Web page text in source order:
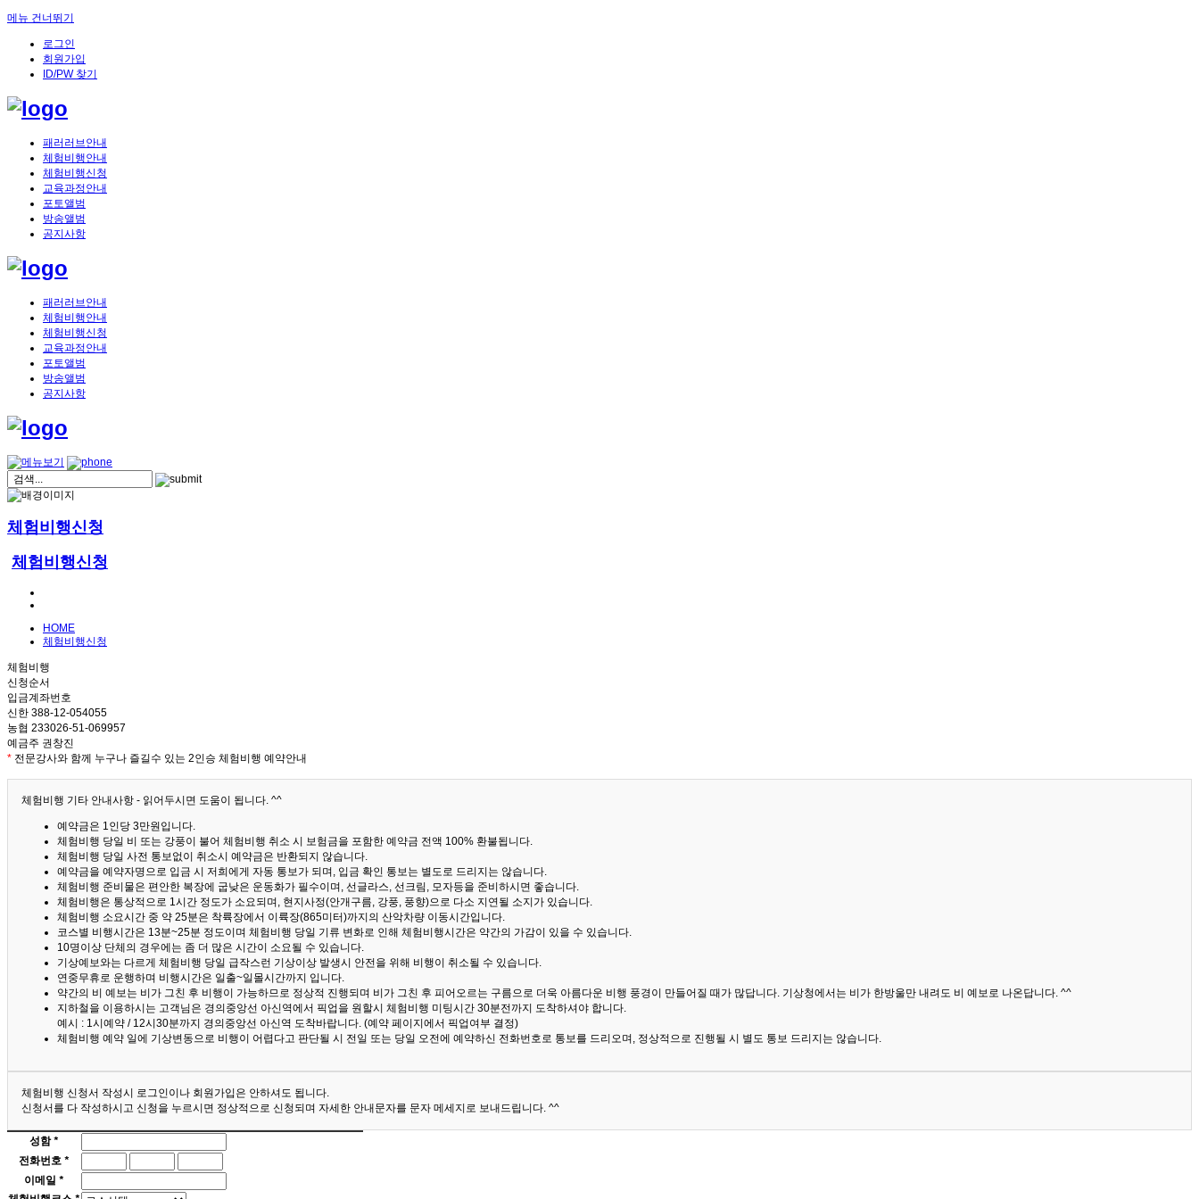
메뉴 건너뛰기
로그인
회원가입
ID/PW 찾기
패러러브안내
체험비행안내
체험비행신청
교육과정안내
포토앨범
방송앨범
공지사항
패러러브안내
체험비행안내
체험비행신청
교육과정안내
포토앨범
방송앨범
공지사항
체험비행신청
체험비행신청
HOME
체험비행신청
체험비행
신청순서
입금계좌번호
신한 388-12-054055
농협 233026-51-069957
예금주 권창진
* 전문강사와 함께 누구나 즐길수 있는 2인승 체험비행 예약안내
체험비행 기타 안내사항 - 읽어두시면 도움이 됩니다. ^^
예약금은 1인당 3만원입니다.
체험비행 당일 비 또는 강풍이 불어 체험비행 취소 시 보험금을 포함한 예약금 전액 100% 환불됩니다.
체험비행 당일 사전 통보없이 취소시 예약금은 반환되지 않습니다.
예약금을 예약자명으로 입금 시 저희에게 자동 통보가 되며, 입금 확인 통보는 별도로 드리지는 않습니다.
체험비행 준비물은 편안한 복장에 굽낮은 운동화가 필수이며, 선글라스, 선크림, 모자등을 준비하시면 좋습니다.
체험비행은 통상적으로 1시간 정도가 소요되며, 현지사정(안개구름, 강풍, 풍향)으로 다소 지연될 소지가 있습니다.
체험비행 소요시간 중 약 25분은 착륙장에서 이륙장(865미터)까지의 산악차량 이동시간입니다.
코스별 비행시간은 13분~25분 정도이며 체험비행 당일 기류 변화로 인해 체험비행시간은 약간의 가감이 있을 수 있습니다.
10명이상 단체의 경우에는 좀 더 많은 시간이 소요될 수 있습니다.
기상예보와는 다르게 체험비행 당일 급작스런 기상이상 발생시 안전을 위해 비행이 취소될 수 있습니다.
연중무휴로 운행하며 비행시간은 일출~일몰시간까지 입니다.
약간의 비 예보는 비가 그친 후 비행이 가능하므로 정상적 진행되며 비가 그친 후 피어오르는 구름으로 더욱 아름다운 비행 풍경이 만들어질 때가 많답니다. 기상청에서는 비가 한방울만 내려도 비 예보로 나온답니다. ^^
지하철을 이용하시는 고객님은 경의중앙선 아신역에서 픽업을 원할시 체험비행 미팅시간 30분전까지 도착하셔야 합니다.
예시 : 1시예약 / 12시30분까지 경의중앙선 아신역 도착바랍니다. (예약 페이지에서 픽업여부 결정)
체험비행 예약 일에 기상변동으로 비행이 어렵다고 판단될 시 전일 또는 당일 오전에 예약하신 전화번호로 통보를 드리오며, 정상적으로 진행될 시 별도 통보 드리지는 않습니다.
체험비행 신청서 작성시 로그인이나 회원가입은 안하셔도 됩니다.
신청서를 다 작성하시고 신청을 누르시면 정상적으로 신청되며 자세한 안내문자를 문자 메세지로 보내드립니다. ^^
성함*
전화번호 *
이메일 *